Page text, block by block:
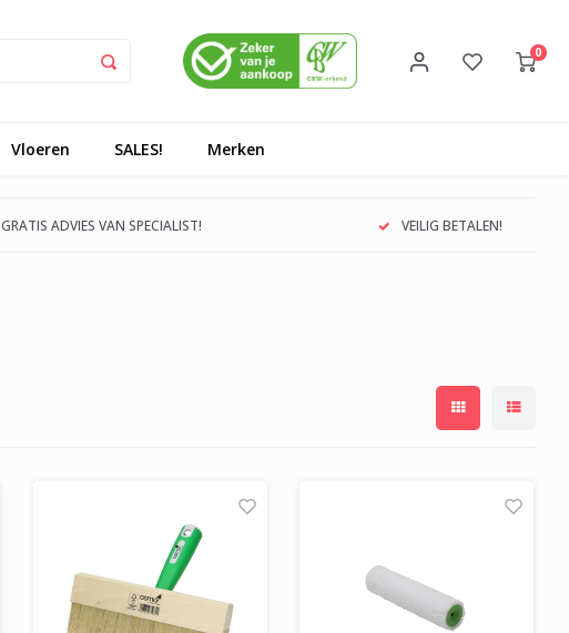
0
Vloeren SALES! Merken
GRATIS ADVIES VAN SPECIALIST! VEILIG BETALEN!